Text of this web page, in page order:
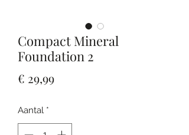
Compact Mineral
Foundation 2
€ 29,99Prijs
Aantal *